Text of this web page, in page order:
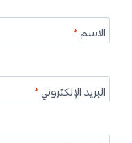
الاسم*
البريد الإلكتروني*